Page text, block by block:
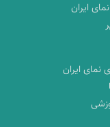
ایران
نمای ایران